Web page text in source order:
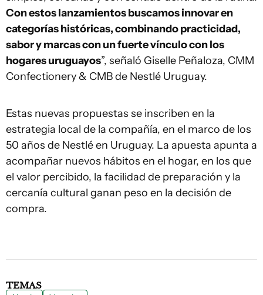
Con estos lanzamientos buscamos innovar en
categorías históricas, combinando practicidad,
sabor y marcas con un fuerte vínculo con los
hogares uruguayos”, señaló Giselle Peñaloza, CMM
Confectionery & CMB de Nestlé Uruguay.
Estas nuevas propuestas se inscriben en la
estrategia local de la compañía, en el marco de los
50 años de Nestlé en Uruguay. La apuesta apunta a
acompañar nuevos hábitos en el hogar, en los que
el valor percibido, la facilidad de preparación y la
cercanía cultural ganan peso en la decisión de
compra.
TEMAS